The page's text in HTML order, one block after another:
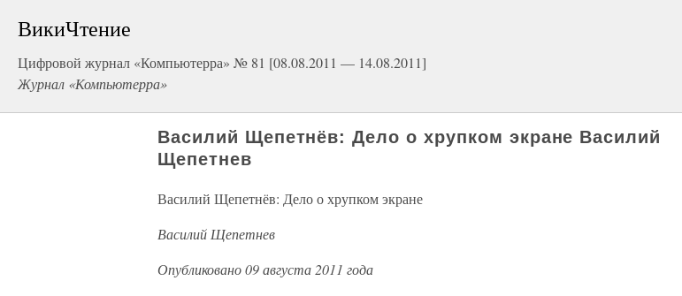
ВикиЧтение
Цифровой журнал «Компьютерра» № 81 [08.08.2011 — 14.08.2011]
Журнал «Компьютерра»
Василий Щепетнёв: Дело о хрупком экране Василий
Щепетнев
Василий Щепетнёв: Дело о хрупком экране
Василий Щепетнев
Опубликовано 09 августа 2011 года